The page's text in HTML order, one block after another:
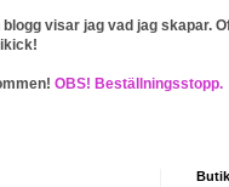
visar jag vad jag skapar.
OBS! Beställningsstopp.